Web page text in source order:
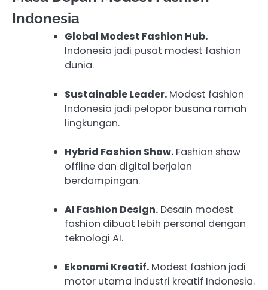
Indonesia
Global Modest Fashion Hub.
Indonesia jadi pusat modest fashion
dunia.
Sustainable Leader. Modest fashion
Indonesia jadi pelopor busana ramah
lingkungan.
Hybrid Fashion Show. Fashion show
offline dan digital berjalan
berdampingan.
AI Fashion Design. Desain modest
fashion dibuat lebih personal dengan
teknologi AI.
Ekonomi Kreatif. Modest fashion jadi
motor utama industri kreatif Indonesia.